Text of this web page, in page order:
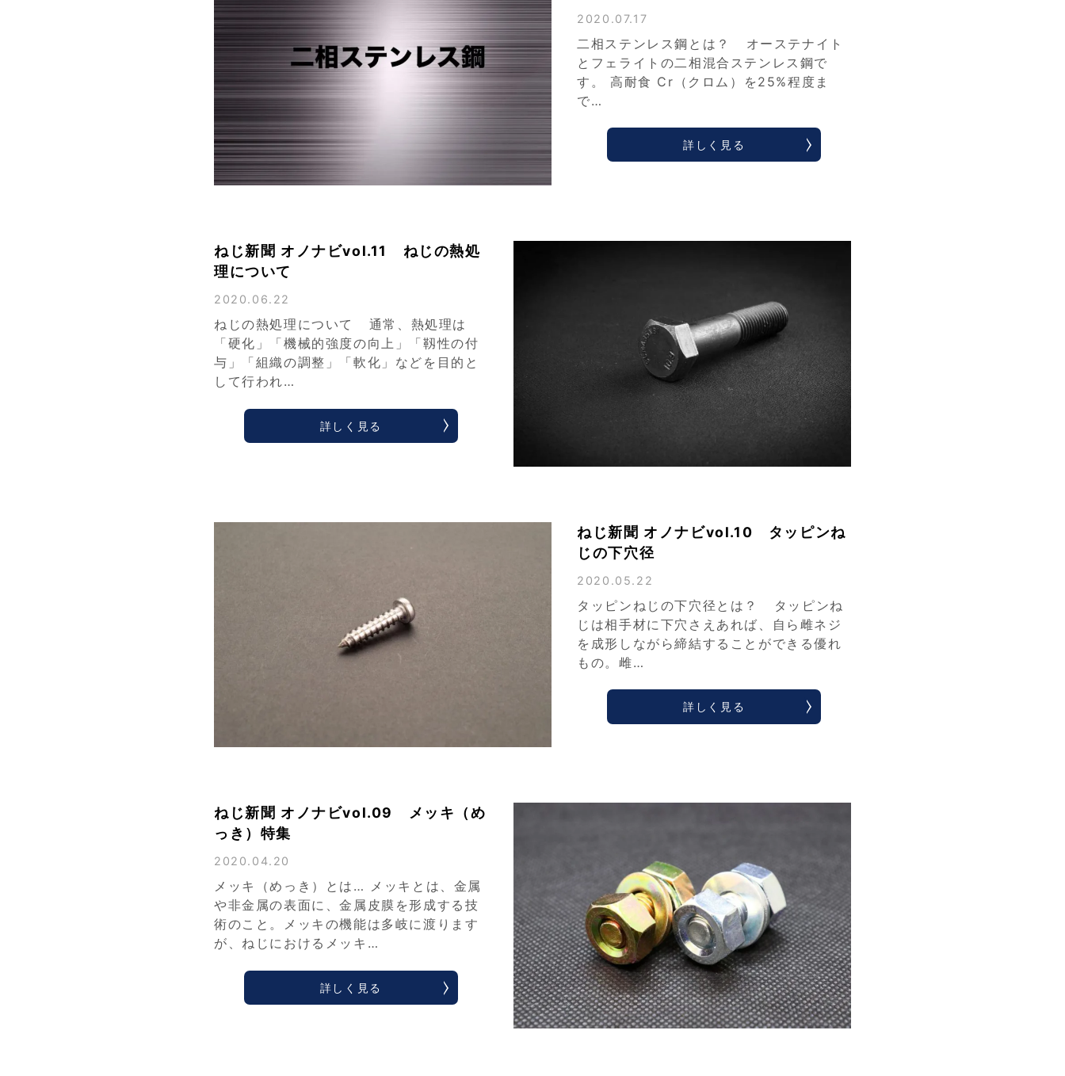
2020.07.17
二相ステンレス鋼とは？ オーステナイト
とフェライトの二相混合ステンレス鋼で
す。 高耐食 Cr（クロム）を25%程度ま
で…
詳しく見る
ねじ新聞 オノナビvol.11 ねじの熱処
理について
2020.06.22
ねじの熱処理について 通常、熱処理は
「硬化」「機械的強度の向上」「靱性の付
与」「組織の調整」「軟化」などを目的と
して行われ…
詳しく見る
ねじ新聞 オノナビvol.10 タッピンね
じの下穴径
2020.05.22
タッピンねじの下穴径とは？ タッピンね
じは相手材に下穴さえあれば、自ら雌ネジ
を成形しながら締結することができる優れ
もの。雌…
詳しく見る
ねじ新聞 オノナビvol.09 メッキ（め
っき）特集
2020.04.20
メッキ（めっき）とは… メッキとは、金属
や非金属の表面に、金属皮膜を形成する技
術のこと。メッキの機能は多岐に渡ります
が、ねじにおけるメッキ…
詳しく見る